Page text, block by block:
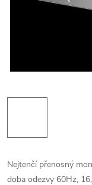
Nejtenčí přenosný
doba odezvy 60Hz,